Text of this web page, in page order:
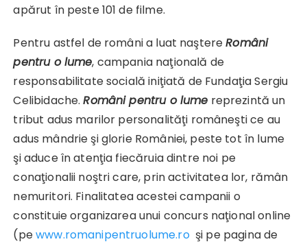
apărut în peste 101 de filme.
Pentru astfel de români a luat naştereRomâni
pentru o lume, campania naţională de
responsabilitate socială iniţiată de Fundaţia Sergiu
Celibidache.Români pentru o lume reprezintă un
tribut adus marilor personalităţi româneşti ce au
adus mândrie şi glorie României, peste tot în lume
şi aduce în atenţia fiecăruia dintre noi pe
conaţionalii noştri care, prin activitatea lor, rămân
nemuritori. Finalitatea acestei campanii o
constituie organizarea unui concurs naţional online
(pewww.romanipentruolume.roşi pe pagina de